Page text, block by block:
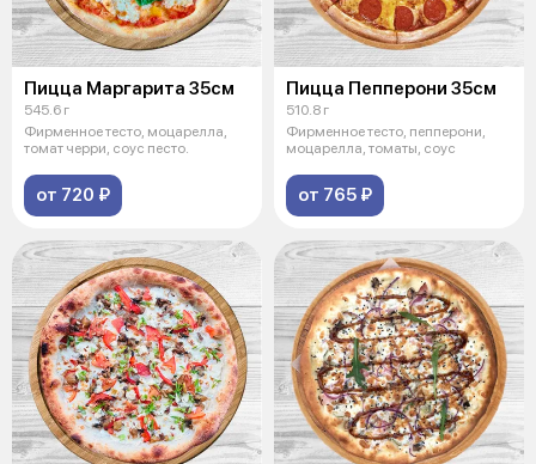
Пицца Маргарита 35см
545.6 г
Фирменное тесто, моцарелла,
томат черри, соус песто.
от 720 ₽
Пицца Пепперони 35см
510.8 г
Фирменное тесто, пепперони,
моцарелла, томаты, соус
от 765 ₽